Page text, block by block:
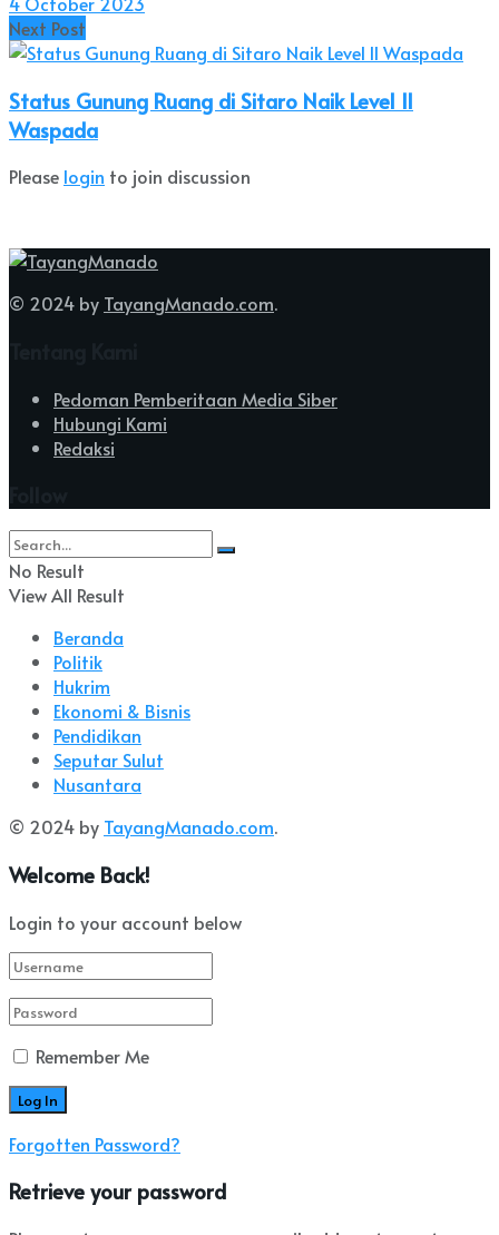
Next Post
Status Gunung Ruang di Sitaro Naik Level II
Waspada
Please login to join discussion
© 2024 by TayangManado.com.
Pedoman Pemberitaan Media Siber
Hubungi Kami
Redaksi
No Result
View All Result
Beranda
Politik
Hukrim
Ekonomi & Bisnis
Pendidikan
Seputar Sulut
Nusantara
© 2024 by TayangManado.com.
Welcome Back!
Login to your account below
Remember Me
Forgotten Password?
Retrieve your password